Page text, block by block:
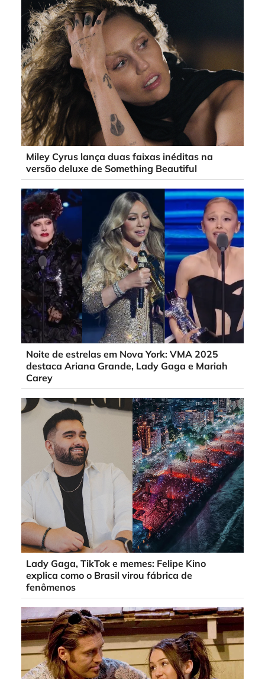
Miley Cyrus lança duas faixas inéditas na
versão deluxe de Something Beautiful
Noite de estrelas em Nova York: VMA 2025
destaca Ariana Grande, Lady Gaga e Mariah
Carey
Lady Gaga, TikTok e memes: Felipe Kino
explica como o Brasil virou fábrica de
fenômenos